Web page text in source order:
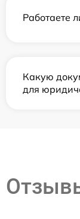
Работаете
Какую
для